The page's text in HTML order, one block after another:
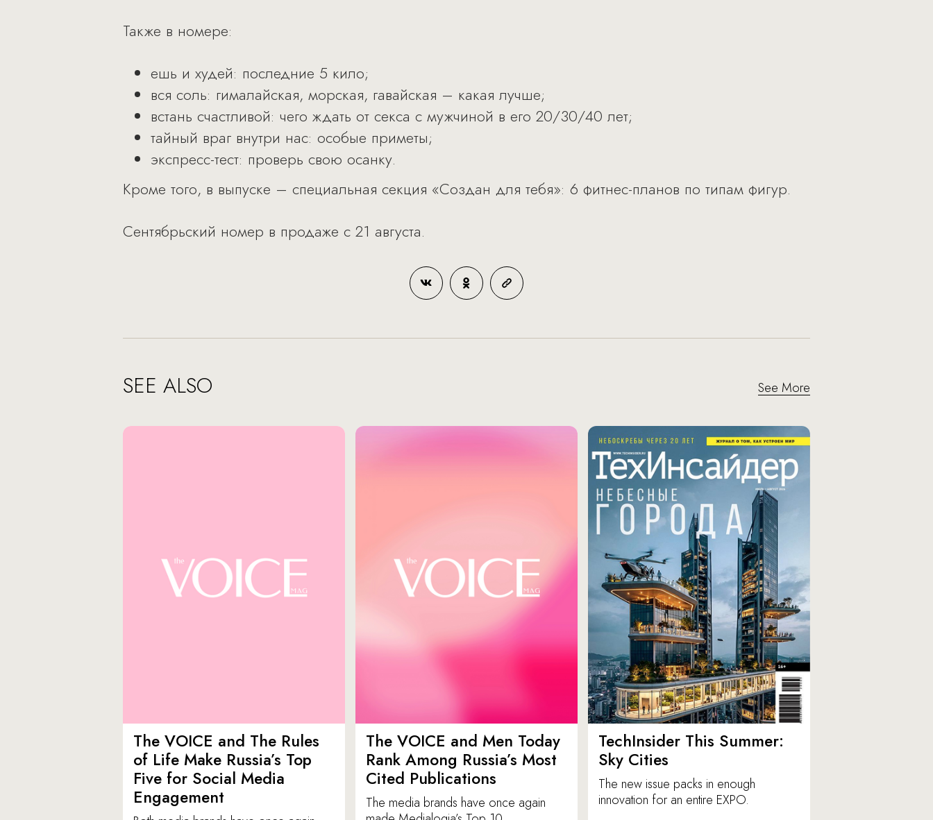
Также в номере:
ешь и худей: последние 5 кило;
вся соль: гималайская, морская, гавайская – какая лучше;
встань счастливой: чего ждать от секса с мужчиной в его 20/30/40 лет;
тайный враг внутри нас: особые приметы;
экспресс-тест: проверь свою осанку.
Кроме того, в выпуске – специальная секция «Создан для тебя»: 6 фитнес-планов по типам фигур.
Сентябрьский номер в продаже с 21 августа.
SEE ALSO See More
The VOICE and The Rules
of Life Make Russia’s Top
Five for Social Media
Engagement
The VOICE and Men Today
Rank Among Russia’s Most
Cited Publications
The media brands have once again
TechInsider This Summer:
Sky Cities
The new issue packs in enough
innovation for an entire EXPO.